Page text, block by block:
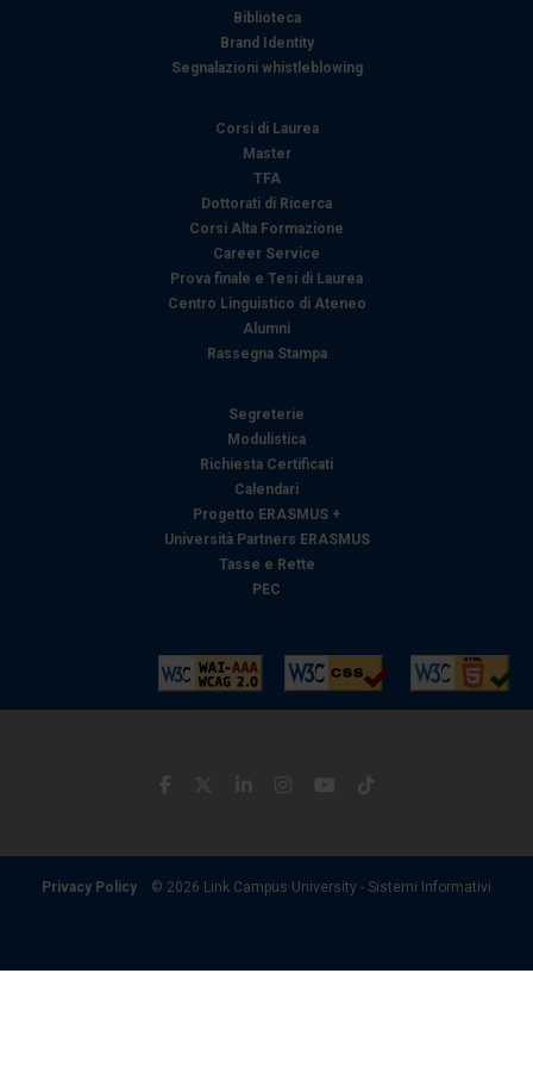
Biblioteca
Brand Identity
Segnalazioni whistleblowing
Corsi di Laurea
Master
TFA
Dottorati di Ricerca
Corsi Alta Formazione
Career Service
Prova finale e Tesi di Laurea
Centro Linguistico di Ateneo
Alumni
Rassegna Stampa
Segreterie
Modulistica
Richiesta Certificati
Calendari
Progetto ERASMUS +
Università Partners ERASMUS
Tasse e Rette
PEC
Privacy Policy © 2026 Link Campus University - Sistemi Informativi